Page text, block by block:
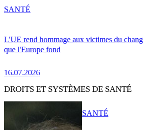
L'UE rend hommage aux victimes du
que l'Europe fond
16.07.2026
SANTÉ
DROITS ET SYSTÈMES DE SANTÉ
SANTÉ